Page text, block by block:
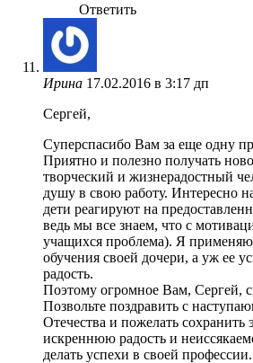
Ответить
Ирина 17.02.2016 в 3:17 дп
Сергей,
Суперспасибо Вам за еще одну
Приятно и полезно получать
творческий и жизнерадостный
душу в свою работу. Интересно
дети реагируют на
ведь мы все знаем, что с
учащихся проблема). Я
обучения своей дочери, а уж ее
радость.
Поэтому огромное Вам, Сергей,
Позвольте поздравить с
Отечества и пожелать сохранить
искреннюю радость и
делать успехи в своей профессии.